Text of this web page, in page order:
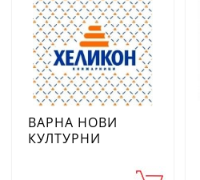
ВАРНА НОВИ
КУЛТУРНИ
специален проект